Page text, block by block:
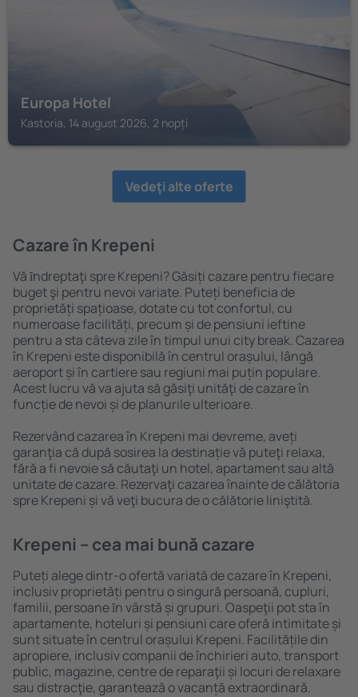
Europa Hotel
Kastoria, 14 august 2026, 2 nopți
Vedeţi alte oferte
Cazare în Krepeni
Vă ȋndreptaţi spre Krepeni? Găsiți cazare pentru fiecare
buget şi pentru nevoi variate. Puteți beneficia de
proprietăți spațioase, dotate cu tot confortul, cu
numeroase facilități, precum și de pensiuni ieftine
pentru a sta câteva zile în timpul unui city break. Cazarea
în Krepeni este disponibilă în centrul orașului, lângă
aeroport și în cartiere sau regiuni mai puțin populare.
Acest lucru vă va ajuta să găsiţi unităţi de cazare în
funcție de nevoi și de planurile ulterioare.
Rezervând cazarea în Krepeni mai devreme, aveți
garanţia că după sosirea la destinație vă puteţi relaxa,
fără a fi nevoie să căutaţi un hotel, apartament sau altă
unitate de cazare. Rezervaţi cazarea înainte de călătoria
spre Krepeni și vă veţi bucura de o călătorie liniştită.
Krepeni – cea mai bună cazare
Puteți alege dintr-o ofertă variată de cazare în Krepeni,
inclusiv proprietăți pentru o singură persoană, cupluri,
familii, persoane ȋn vârstă și grupuri. Oaspeţii pot sta în
apartamente, hoteluri și pensiuni care oferă intimitate și
sunt situate în centrul orașului Krepeni. Facilitățile din
apropiere, inclusiv companii de închirieri auto, transport
public, magazine, centre de reparaţii și locuri de relaxare
sau distracţie, garantează o vacanță extraordinară.